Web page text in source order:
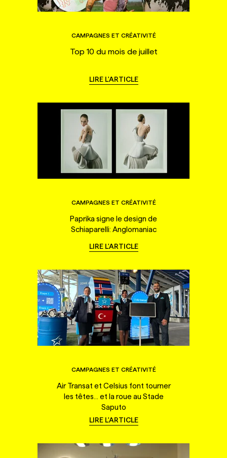
CAMPAGNES ET CRÉATIVITÉ
Top 10 du mois de juillet
LIRE L'ARTICLE
CAMPAGNES ET CRÉATIVITÉ
Paprika signe le design de
Schiaparelli: Anglomaniac
LIRE L'ARTICLE
CAMPAGNES ET CRÉATIVITÉ
Air Transat et Celsius font tourner
les têtes... et la roue au Stade
Saputo
LIRE L'ARTICLE